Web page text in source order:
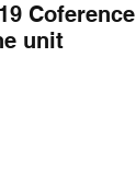
Coference
unit